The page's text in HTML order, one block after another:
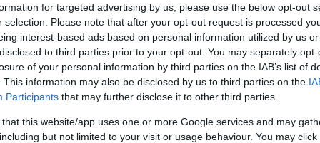
for targeted advertising by us, please use the below opt-out
selection. Please note that after your opt-out request is processed
interest-based ads based on personal information utilized by us
to third parties prior to your opt-out. You may separately
of your personal information by third parties on the IAB’s list of
This information may also be disclosed by us to third parties on the
Participants that may further disclose it to other third parties.
that this website/app uses one or more Google services and may
but not limited to your visit or usage behaviour. You may
της ιστορίας είναι γεγονός καθώς ο
τηςSpaceX , ο Αμερικανός
, καθώς και η εργαζόμενη τηςSpaceX
διαστημικό σκάφος τους.
μετάδοση. ΟΆιζακμανβγήκε πρώτος
και γκρίζα στολή του
. Στάθηκε σε μια
στην κάψουλα γι' αυτό το λόγο.